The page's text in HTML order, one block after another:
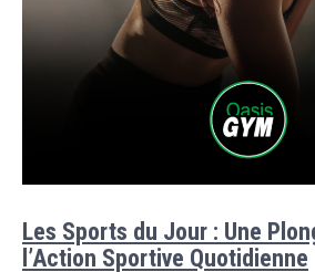
Les Sports du Jour : Une
l’Action Sportive Quotidienne